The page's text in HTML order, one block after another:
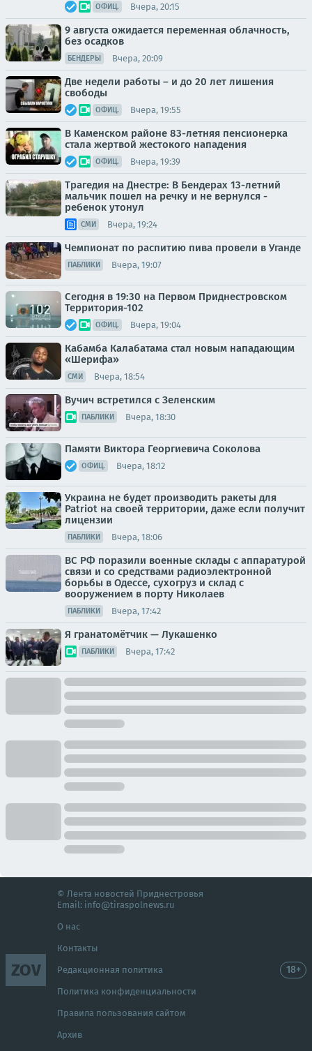
ОФИЦ. Вчера, 20:15
9 августа ожидается переменная облачность,
без осадков
БЕНДЕРЫ Вчера, 20:09
Две недели работы – и до 20 лет лишения
свободы
ОФИЦ. Вчера, 19:55
В Каменском районе 83-летняя пенсионерка
стала жертвой жестокого нападения
ОФИЦ. Вчера, 19:39
Трагедия на Днестре: В Бендерах 13-летний
мальчик пошел на речку и не вернулся -
ребенок утонул
СМИ Вчера, 19:24
Чемпионат по распитию пива провели в Уганде
ПАБЛИКИ Вчера, 19:07
Сегодня в 19:30 на Первом Приднестровском
Территория-102
ОФИЦ. Вчера, 19:04
Кабамба Калабатама стал новым нападающим
«Шерифа»
СМИ Вчера, 18:54
Вучич встретился с Зеленским
ПАБЛИКИ Вчера, 18:30
Памяти Виктора Георгиевича Соколова
ОФИЦ. Вчера, 18:12
Украина не будет производить ракеты для
Patriot на своей территории, даже если получит
лицензии
ПАБЛИКИ Вчера, 18:06
ВС РФ поразили военные склады с аппаратурой
связи и со средствами радиоэлектронной
борьбы в Одессе, сухогруз и склад с
вооружением в порту Николаев
ПАБЛИКИ Вчера, 17:42
Я гранатомётчик — Лукашенко
ПАБЛИКИ Вчера, 17:42
ZOV
© Лента новостей Приднестровья
Email: info@tiraspolnews.ru
О нас
Контакты
Редакционная политика
Политика конфиденциальности
Правила пользования сайтом
Архив
18+